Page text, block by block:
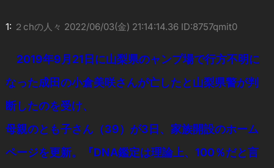
1: ２chの人々 2022/06/03(金) 21:14:14.36 ID:8757qmit0
2019年9月21日に山梨県のャンプ場で行方不明に
なった成田の小倉美咲さんが亡したと山梨県警が判
断したのを受け、
母親のとも子さん（39）が3日、家族開設のホーム
ページを更新。『DNA鑑定は理論上、100％だと言